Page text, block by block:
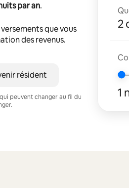
par an.
que vous
des revenus.
résident
peuvent changer au fil du
2
1